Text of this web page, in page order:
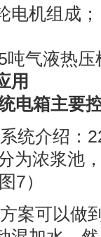
电机组成；
液热压
用
电箱主要
介绍：
为浓浆池
7）
可以做到